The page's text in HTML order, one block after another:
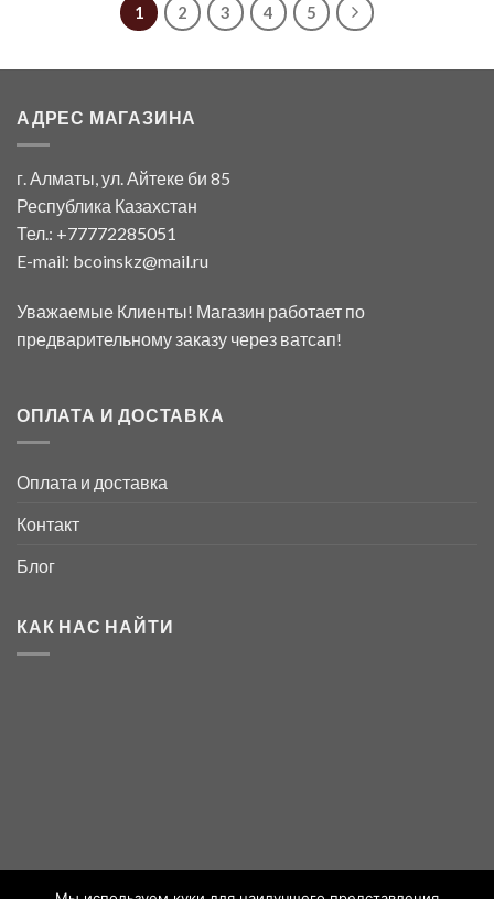
1 2 3 4 5
АДРЕС МАГАЗИНА
г. Алматы, ул. Айтеке би 85
Республика Казахстан
Тел.: +77772285051
E-mail: bcoinskz@mail.ru
Уважаемые Клиенты! Магазин работает по
предварительному заказу через ватсап!
ОПЛАТА И ДОСТАВКА
Оплата и доставка
Контакт
Блог
КАК НАС НАЙТИ